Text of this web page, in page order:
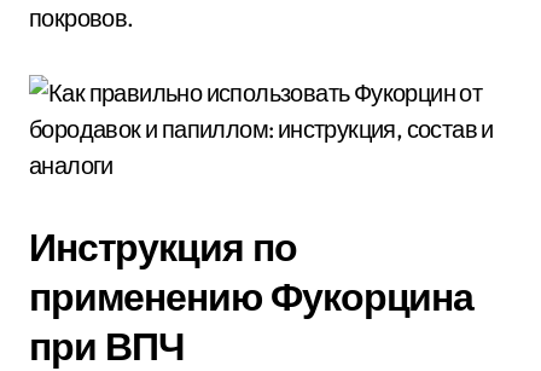
покровов.
Инструкция по
применению Фукорцина
при ВПЧ